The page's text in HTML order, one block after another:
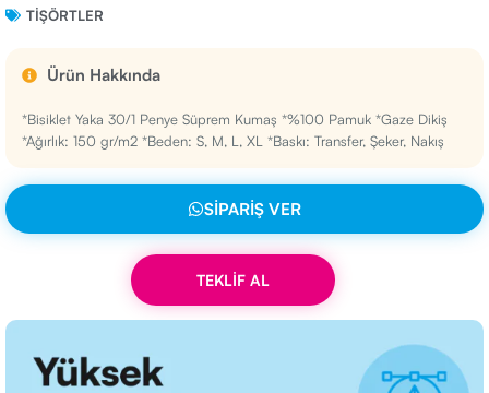
TIŞÖRTLER
Ürün Hakkında
*Bisiklet Yaka 30/1 Penye Süprem Kumaş *%100 Pamuk *Gaze Dikiş
*Ağırlık: 150 gr/m2 *Beden: S, M, L, XL *Baskı: Transfer, Şeker, Nakış
SIPARIŞ VER
TEKLİF AL